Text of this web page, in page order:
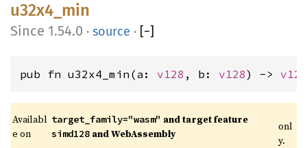
u32x4_min
1.54.0 · source · [−]
pub fn u32x4_min(a: v128 , b: v128) -> v128
Availabl
e on
target_family="wasm" and target feature
simd128 and WebAssembly
onl
y.